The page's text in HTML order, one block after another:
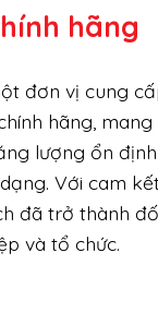
hãng
đơn vị cung
hãng,
lượng ổn
Với cam
đã trở thành
và tổ chức.